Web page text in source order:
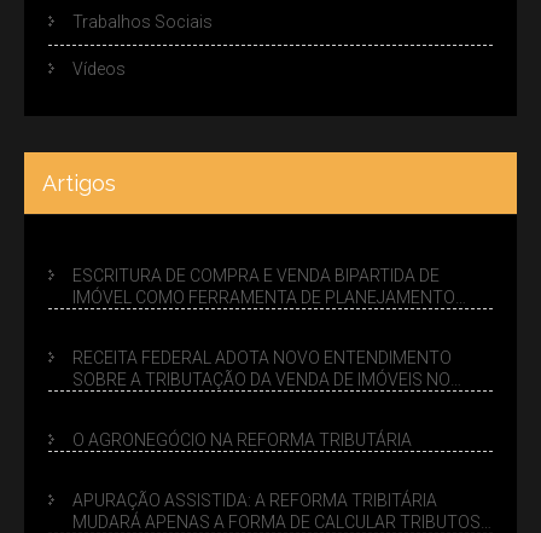
Trabalhos Sociais
Vídeos
Artigos
ESCRITURA DE COMPRA E VENDA BIPARTIDA DE
IMÓVEL COMO FERRAMENTA DE PLANEJAMENTO
RECEITA FEDERAL ADOTA NOVO ENTENDIMENTO
SOBRE A TRIBUTAÇÃO DA VENDA DE IMÓVEIS NO
O AGRONEGÓCIO NA REFORMA TRIBUTÁRIA
APURAÇÃO ASSISTIDA: A REFORMA TRIBITÁRIA
MUDARÁ APENAS A FORMA DE CALCULAR TRIBUTOS